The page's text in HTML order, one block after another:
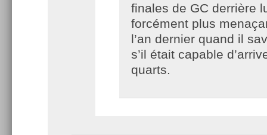
finales de GC derrière
forcément plus
l’an dernier quand il
s’il était capable
quarts.